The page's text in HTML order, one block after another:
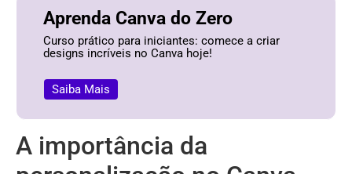
Aprenda Canva do Zero
Curso prático para iniciantes: comece a criar
designs incríveis no Canva hoje!
Saiba Mais
A importância da